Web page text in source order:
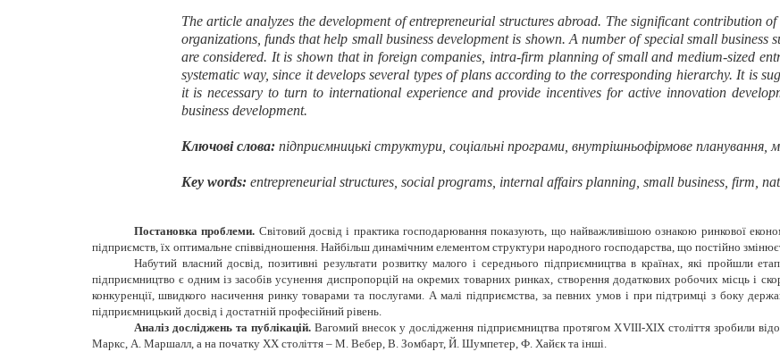
The article analyzes the development of entrepreneurial structures abroad. The significant contribution
organizations, funds that help small business development is shown. A number of special small
are considered. It is shown that in foreign companies, intra-firm planning of small and medium-sized
systematic way, since it develops several types of plans according to the corresponding hierarchy. It is
it is necessary to turn to international experience and provide incentives for active innovation
business development.
Ключові слова:підприємницькі структури, соціальні програми, внутрішньофірмове планування,
Key words:entrepreneurial structures, social programs, internal affairs planning, small business, firm,
Постановка проблеми. Світовий досвід і практика господарювання показують, що найважливішою ознакою ринкової
підприємств, їх оптимальне співвідношення. Найбільш динамічним елементом структури народного господарства, що постійно
Набутий власний досвід, позитивні результати розвитку малого і середнього підприємництва в країнах, які пройшли
підприємництво є одним із засобів усунення диспропорцій на окремих товарних ринках, створення додаткових робочих місць і
конкуренції, швидкого насичення ринку товарами та послугами. А малі підприємства, за певних умов і при підтримці з боку
підприємницький досвід і достатній професійний рівень.
Аналіз досліджень та публікацій.Вагомий внесок у дослідження підприємництва протягом ХVIIІ-ХІХ століття зробили
Маркс, А. Маршалл, а на початку ХХ століття – М. Вебер, В. Зомбарт, Й. Шумпетер, Ф. Хайєк та інші.